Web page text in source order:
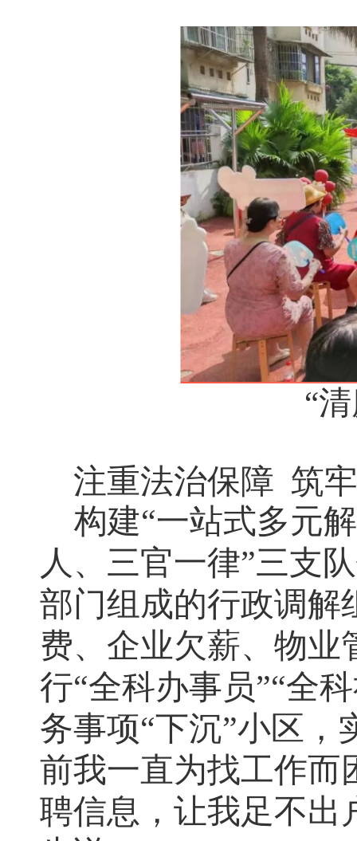
“
注重法治保障 筑
构建“一站式多元
人、三官一律”三支
部门组成的行政调解
费、企业欠薪、物业
行“全科办事员”“全
务事项“下沉”小区，
前我一直为找工作而
聘信息，让我足不出